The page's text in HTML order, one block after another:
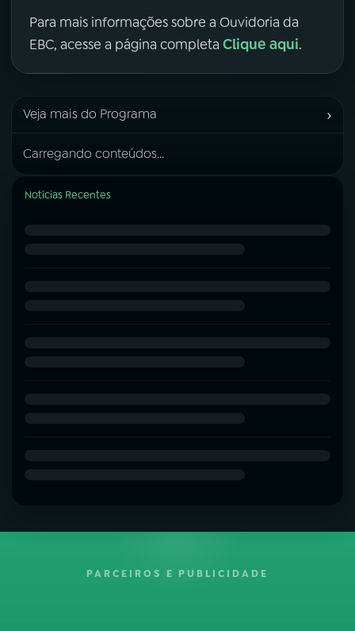
Para mais informações sobre a Ouvidoria da
EBC, acesse a página completa Clique aqui.
Veja mais do Programa ›
Carregando conteúdos...
Notícias Recentes
PARCEIROS E PUBLICIDADE